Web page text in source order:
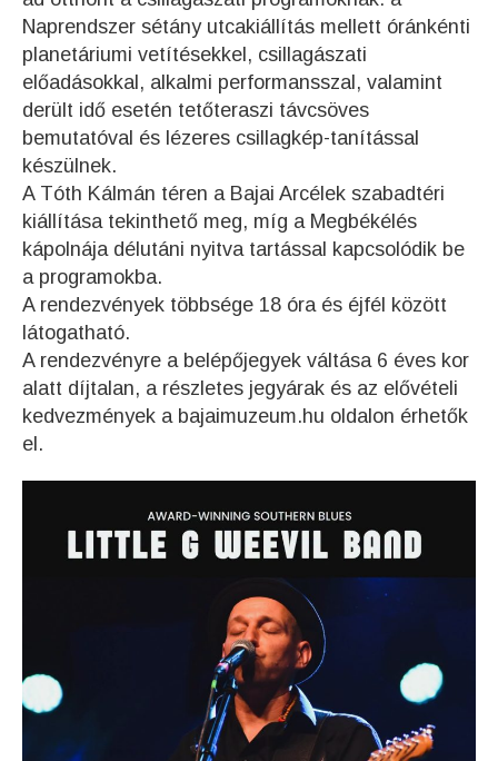
Naprendszer sétány utcakiállítás mellett óránkénti
planetáriumi vetítésekkel, csillagászati
előadásokkal, alkalmi performansszal, valamint
derült idő esetén tetőteraszi távcsöves
bemutatóval és lézeres csillagkép-tanítással
készülnek.
A Tóth Kálmán téren a Bajai Arcélek szabadtéri
kiállítása tekinthető meg, míg a Megbékélés
kápolnája délutáni nyitva tartással kapcsolódik be
a programokba.
A rendezvények többsége 18 óra és éjfél között
látogatható.
A rendezvényre a belépőjegyek váltása 6 éves kor
alatt díjtalan, a részletes jegyárak és az elővételi
kedvezmények a bajaimuzeum.hu oldalon érhetők
el.